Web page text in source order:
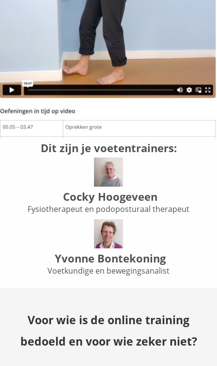
Dit zijn je voetentrainers:
Cocky Hoogeveen
Fysiotherapeut en podoposturaal therapeut
Yvonne Bontekoning
Voetkundige en bewegingsanalist
Voor wie is de online training
bedoeld en voor wie zeker niet?